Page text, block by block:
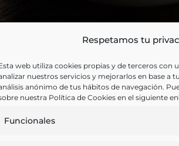
Respetamos tu
web utiliza cookies propias y de terceros con
nuestros servicios y mejorarlos en base a
anónimo de tus hábitos de navegación.
nuestra Política de Cookies en el siguiente
Funcionales
Elaboración
Dorar en el aceite los dientes